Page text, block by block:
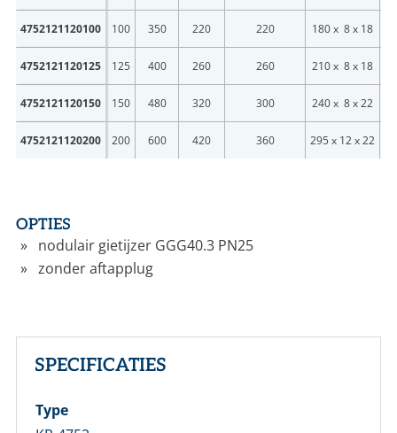
4752121120100 100 350 220 220 180 x 8 x 18
4752121120125 125 400 260 260 210 x 8 x 18
4752121120150 150 480 320 300 240 x 8 x 22
4752121120200 200 600 420 360 295 x 12 x 22
OPTIES
nodulair gietijzer GGG40.3 PN25
zonder aftapplug
SPECIFICATIES
Type